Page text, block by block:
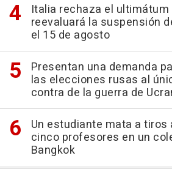
Italia rechaza el ultimátum
reevaluará la suspensión
el 15 de agosto
Presentan una demanda
las elecciones rusas al
contra de la guerra de
Un estudiante mata a tiros
cinco profesores en un
Bangkok